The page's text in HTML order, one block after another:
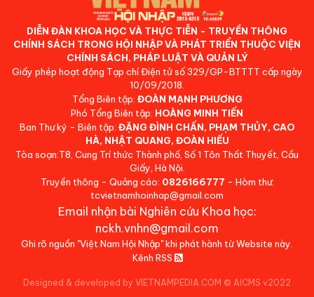
DIỄN ĐÀN KHOA HỌC VÀ THỰC TIỄN - TRUYỀN THÔNG
CHÍNH SÁCH TRONG HỘI NHẬP VÀ PHÁT TRIỂN THUỘC VIỆN
CHÍNH SÁCH, PHÁP LUẬT VÀ QUẢN LÝ
Giấy phép hoạt động Tạp chí Điện tử số 329/GP-BTTTT cấp ngày
10/09/2018.
Tổng Biên tập: ĐOÀN MẠNH PHƯƠNG
Phó Tổng Biên tập: HOÀNG MINH TIẾN
Ban Thư ký - Biên tập: ĐẶNG ĐÌNH CHẤN, PHẠM THỦY, CAO
HÀ, NHẬT QUANG, ĐOÀN HIẾU
Tòa soạn:T8, Cung Trí thức Thành phố, Số 1 Tôn Thất Thuyết, Cầu
Giấy, Hà Nội.
Truyền thông - Quảng cáo: 0826166777 - Hòm thư:
tcvietnamhoinhap@gmail.com
Email nhận bài Nghiên cứu Khoa học:
nckh.vnhn@gmail.com
Ghi rõ nguồn "Việt Nam Hội Nhập" khi phát hành từ Website này.
Kênh RSS
Designed & developed by VIETNAMPEDIA.COM © AICMS v2022